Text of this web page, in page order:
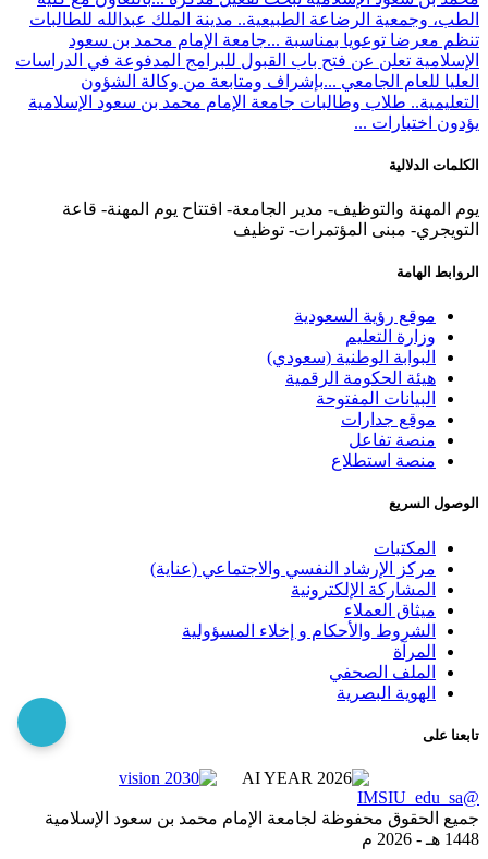
الطب، وجمعية الرضاعة الطبيعية.. مدينة الملك عبدالله للطالبات
تنظم معرضا توعويا بمناسبة ...جامعة الإمام محمد بن سعود
الإسلامية تعلن عن فتح باب القبول للبرامج المدفوعة في الدراسات
العليا للعام الجامعي ...بإشراف ومتابعة من وكالة الشؤون
التعليمية.. طلاب وطالبات جامعة الإمام محمد بن سعود الإسلامية
يؤدون اختبارات ...
الكلمات الدلالية
يوم المهنة والتوظيف- مدير الجامعة- افتتاح يوم المهنة- قاعة
التويجري- مبنى المؤتمرات- توظيف
الروابط الهامة
موقع رؤية السعودية
وزارة التعليم
البوابة الوطنية (سعودي)
هيئة الحكومة الرقمية
البيانات المفتوحة
موقع جدارات
منصة تفاعل
منصة استطلاع
الوصول السريع
المكتبات
مركز الإرشاد النفسي والاجتماعي (عناية)
المشاركة الإلكترونية
ميثاق العملاء
الشروط والأحكام و إخلاء المسؤولية
المرآة
الملف الصحفي
الهوية البصرية
تابعنا على
@IMSIU_edu_sa
جميع الحقوق محفوظة لجامعة الإمام محمد بن سعود الإسلامية
1448 هـ -
2026 م